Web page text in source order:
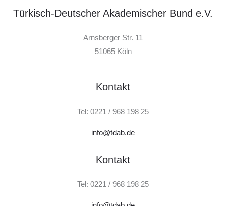
Türkisch-Deutscher Akademischer Bund e.V.
Arnsberger Str. 11
51065 Köln
Kontakt
Tel: 0221 / 968 198 25
info@tdab.de
Kontakt
Tel: 0221 / 968 198 25